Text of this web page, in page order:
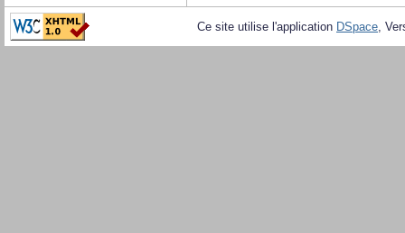
Ce site utilise l'application DSpace,